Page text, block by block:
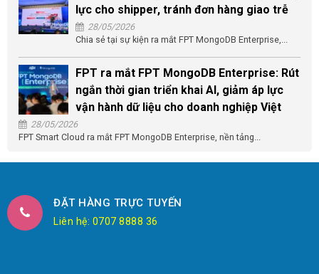
lực cho shipper, tránh đơn hàng giao trễ
28/05/2026
Chia sẻ tại sự kiện ra mắt FPT MongoDB Enterprise,...
FPT ra mắt FPT MongoDB Enterprise: Rút
ngắn thời gian triển khai AI, giảm áp lực
vận hành dữ liệu cho doanh nghiệp Việt
28/05/2026
FPT Smart Cloud ra mắt FPT MongoDB Enterprise, nền tảng...
ĐẶT HÀNG TRỰC TUYẾN
Liên hệ: 0707 8888 36